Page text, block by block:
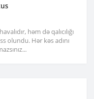
həm də qalıcılığı
olundu. Hər kəs adını